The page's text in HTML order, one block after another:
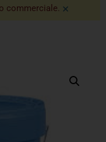
commerciale. ×